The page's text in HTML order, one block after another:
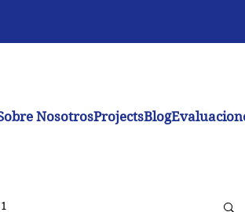
NosotrosProjectsBlog